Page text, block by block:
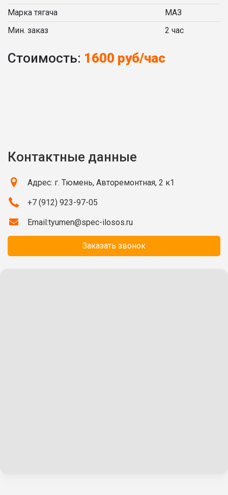
Марка тягача
МАЗ
Мин. заказ
2 час
Стоимость: 1600 руб/час
Контактные данные
Адрес: г. Тюмень, Авторемонтная, 2 к1
+7 (912) 923-97-05
Email:tyumen@spec-ilosos.ru
Заказать звонок